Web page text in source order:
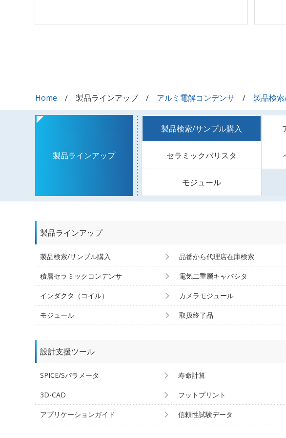
Home 製品ラインアップ アルミ電解コンデンサ 製品検
製品ラインアップ
製品検索/サンプル購入
セラミックバリスタ
モジュール
製品ラインアップ
製品検索/サンプル購入 品番から代理店在庫検索
積層セラミックコンデンサ 電気二重層キャパシタ
インダクタ（コイル） カメラモジュール
モジュール 取扱終了品
設計支援ツール
SPICE/Sパラメータ 寿命計算
3D-CAD フットプリント
アプリケーションガイド 信頼性試験データ